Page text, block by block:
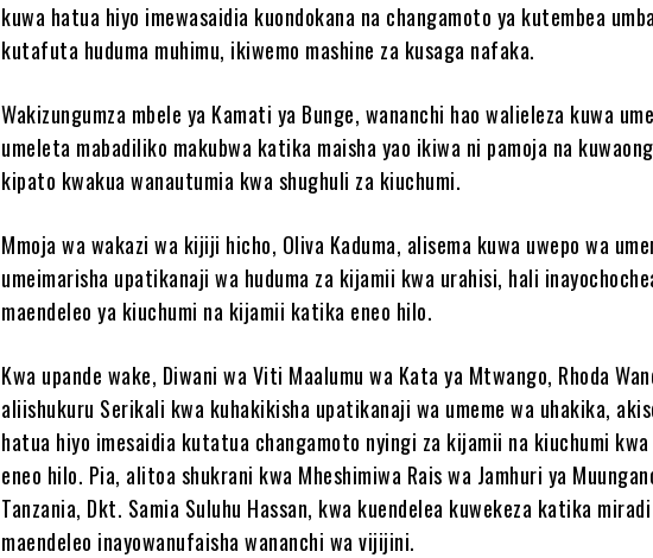
kuwa hatua hiyo imewasaidia kuondokana na changamoto ya kutembea
kutafuta huduma muhimu, ikiwemo mashine za kusaga nafaka.
Wakizungumza mbele ya Kamati ya Bunge, wananchi hao walieleza kuwa
umeleta mabadiliko makubwa katika maisha yao ikiwa ni pamoja na
kipato kwakua wanautumia kwa shughuli za kiuchumi.
Mmoja wa wakazi wa kijiji hicho, Oliva Kaduma, alisema kuwa uwepo wa
umeimarisha upatikanaji wa huduma za kijamii kwa urahisi, hali
maendeleo ya kiuchumi na kijamii katika eneo hilo.
Kwa upande wake, Diwani wa Viti Maalumu wa Kata ya Mtwango, Rhoda
aliishukuru Serikali kwa kuhakikisha upatikanaji wa umeme wa uhakika,
hatua hiyo imesaidia kutatua changamoto nyingi za kijamii na kiuchumi kwa
eneo hilo. Pia, alitoa shukrani kwa Mheshimiwa Rais wa Jamhuri ya
Tanzania, Dkt. Samia Suluhu Hassan, kwa kuendelea kuwekeza katika
maendeleo inayowanufaisha wananchi wa vijijini.